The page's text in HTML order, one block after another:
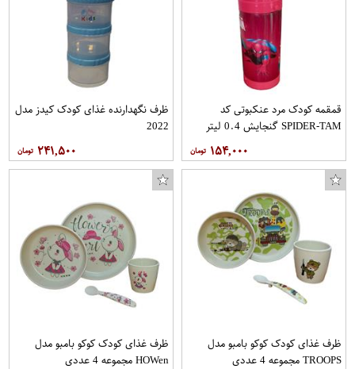
قمقمه کودک مرد عنکبوتی کد
SPIDER-TAM گنجایش 0.4 لیتر
۱۵۴,۰۰۰
ظرف نگهدارنده غذای کودک کیدز مدل
2022
۲۴۱,۵۰۰
ظرف غذای کودک کوکو بامبو مدل
TROOPS مجموعه 4 عددی
ظرف غذای کودک کوکو بامبو مدل
HOWen مجموعه 4 عددی